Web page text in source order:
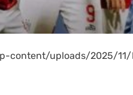
content/uploads/2025/